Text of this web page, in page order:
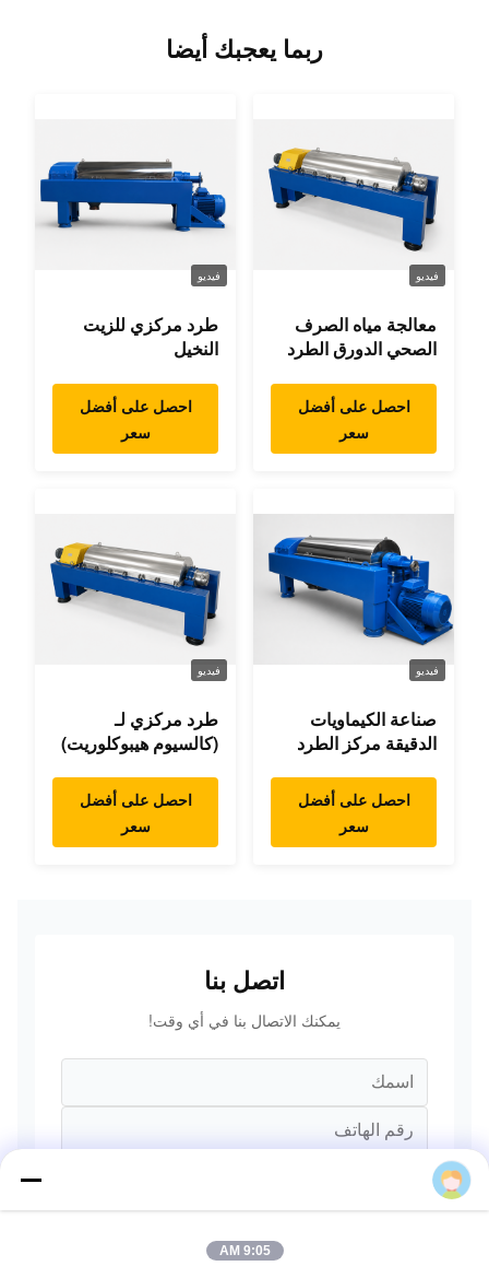
ربما يعجبك أيضا
فيديو
معالجة مياه الصرف
الصحي الدورق الطرد
احصل على أفضل
سعر
فيديو
طرد مركزي للزيت
النخيل
احصل على أفضل
سعر
فيديو
صناعة الكيماويات
الدقيقة مركز الطرد
احصل على أفضل
سعر
فيديو
طرد مركزي لـ
(كالسيوم هيبوكلوريت)
احصل على أفضل
سعر
اتصل بنا
يمكنك الاتصال بنا في أي وقت!
9:05 AM